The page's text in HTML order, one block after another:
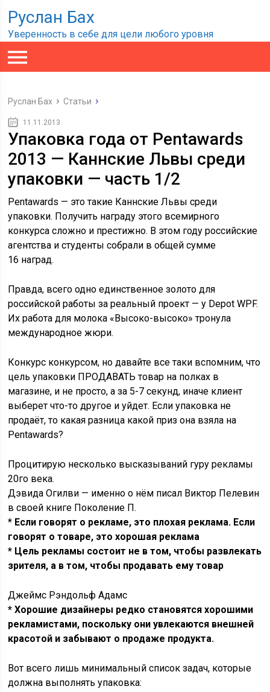
Руслан Бах
Уверенность в себе для цели любого уровня
Руслан Бах Статьи
11.11.2013
Упаковка года от Pentawards
2013 — Каннские Львы среди
упаковки — часть 1/2
Pentawards — это такие Каннские Львы среди
упаковки. Получить награду этого всемирного
конкурса сложно и престижно. В этом году российские
агентства и студенты собрали в общей сумме
16 наград.
Правда, всего одно единственное золото для
российской работы за реальный проект — у Depot WPF.
Их работа для молока «Высоко-высоко» тронула
международное жюри.
Конкурс конкурсом, но давайте все таки вспомним, что
цель упаковки ПРОДАВАТЬ товар на полках в
магазине, и не просто, а за 5-7 секунд, иначе клиент
выберет что-то другое и уйдет. Если упаковка не
продаёт, то какая разница какой приз она взяла на
Pentawards?
Процитирую несколько высказываний гуру рекламы
20го века.
Дэвида Огилви — именно о нём писал Виктор Пелевин
в своей книге Поколение П.
* Если говорят о рекламе, это плохая реклама. Если
говорят о товаре, это хорошая реклама
* Цель рекламы состоит не в том, чтобы развлекать
зрителя, а в том, чтобы продавать ему товар
Джеймс Рэндольф Адамс
* Хорошие дизайнеры редко становятся хорошими
рекламистами, поскольку они увлекаются внешней
красотой и забывают о продаже продукта.
Вот всего лишь минимальный список задач, которые
должна выполнять упаковка: